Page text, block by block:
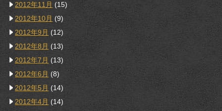
2012年11月 (15)
2012年10月 (9)
2012年9月 (12)
2012年8月 (13)
2012年7月 (13)
2012年6月 (8)
2012年5月 (14)
2012年4月 (14)